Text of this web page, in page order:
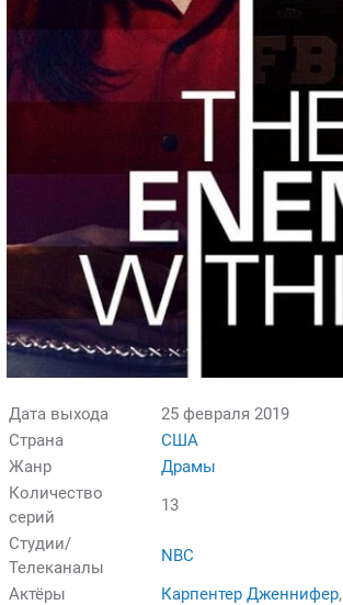
Дата выхода
25 февраля 2019
Страна
США
Жанр
Драмы
Количество
серий
13
Студии/
Телеканалы
NBC
Актёры
Карпентер Дженнифер,